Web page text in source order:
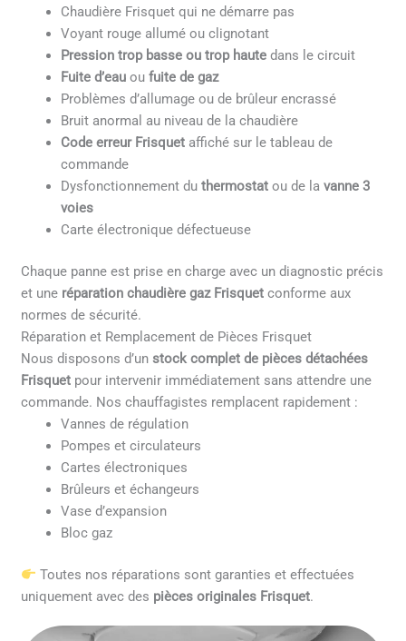
Chaudière Frisquet qui ne démarre pas
Voyant rouge allumé ou clignotant
Pression trop basse ou trop haute dans le circuit
Fuite d’eau oufuite de gaz
Problèmes d’allumage ou de brûleur encrassé
Bruit anormal au niveau de la chaudière
Code erreur Frisquet affiché sur le tableau de
commande
Dysfonctionnement duthermostat ou de lavanne 3
voies
Carte électronique défectueuse
Chaque panne est prise en charge avec un diagnostic précis
et une réparation chaudière gaz Frisquet conforme aux
normes de sécurité.
Réparation et Remplacement de Pièces Frisquet
Nous disposons d’unstock complet de pièces détachées
Frisquet pour intervenir immédiatement sans attendre une
commande. Nos chauffagistes remplacent rapidement :
Vannes de régulation
Pompes et circulateurs
Cartes électroniques
Brûleurs et échangeurs
Vase d’expansion
Bloc gaz
Toutes nos réparations sont garanties et effectuées
uniquement avec des pièces originales Frisquet.